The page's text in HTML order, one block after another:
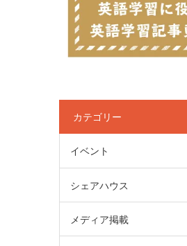
カテゴリー
イベント
シェアハウス
メディア掲載